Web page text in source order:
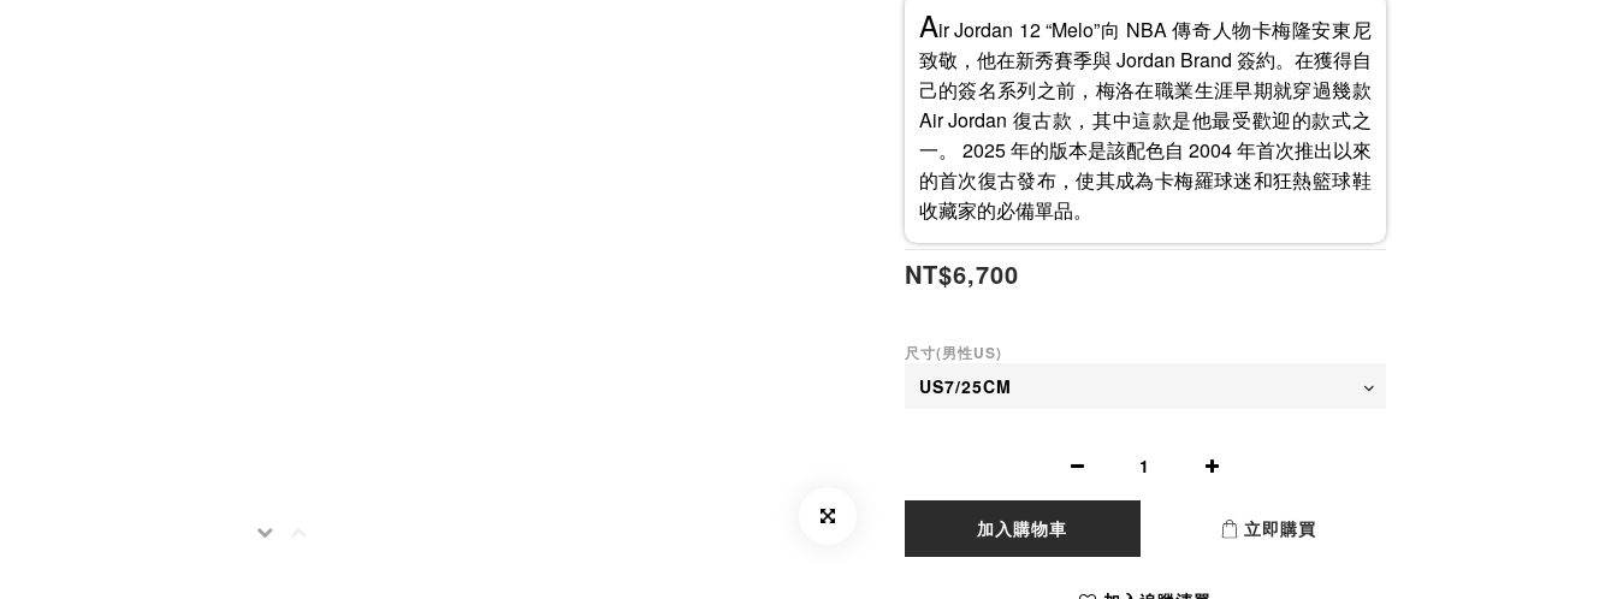
Air Jordan 12 “Melo”向 NBA 傳奇人物卡梅隆安東尼
致敬，他在新秀賽季與 Jordan Brand 簽約。在獲得自
己的簽名系列之前，梅洛在職業生涯早期就穿過幾款
Air Jordan 復古款，其中這款是他最受歡迎的款式之
一。 2025 年的版本是該配色自 2004 年首次推出以來
的首次復古發布，使其成為卡梅羅球迷和狂熱籃球鞋
收藏家的必備單品。
NT$6,700
尺寸(男性US)
加入購物車 立即購買